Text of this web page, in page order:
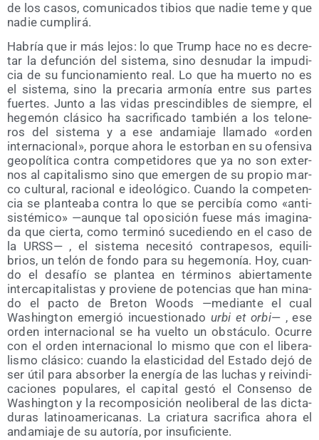
de los casos, comu­ni­ca­dos tibios que nadie teme y que
nadie cumplirá.
Habría que ir más lejos: lo que Trump hace no es decre­
tar la defun­ción del sis­te­ma, sino des­nu­dar la impu­di­
cia de su fun­cio­na­mien­to real. Lo que ha muer­to no es
el sis­te­ma, sino la pre­ca­ria armo­nía entre sus par­tes
fuer­tes. Jun­to a las vidas pres­cin­di­bles de siem­pre, el
hege­món clá­si­co ha sacri­fi­ca­do tam­bién a los telo­ne­
ros del sis­te­ma y a ese anda­mia­je lla­ma­do «orden
inter­na­cio­nal», por­que aho­ra le estor­ban en su ofen­si­va
geo­po­lí­ti­ca con­tra com­pe­ti­do­res que ya no son exter­
nos al capi­ta­lis­mo sino que emer­gen de su pro­pio mar­
co cul­tu­ral, racio­nal e ideo­ló­gi­co. Cuan­do la com­pe­ten­
cia se plan­tea­ba con­tra lo que se per­ci­bía como «anti­
sis­té­mi­co» —aun­que tal opo­si­ción fue­se más ima­gi­na­
da que cier­ta, como ter­mi­nó suce­dien­do en el caso de
la URSS— , el sis­te­ma nece­si­tó con­tra­pe­sos, equi­li­
brios, un telón de fon­do para su hege­mo­nía. Hoy, cuan­
do el desa­fío se plan­tea en tér­mi­nos abier­ta­men­te
inter­ca­pi­ta­lis­tas y pro­vie­ne de poten­cias que han mina­
do el pac­to de Bre­ton Woods —median­te el cual
Washing­ton emer­gió incues­tio­na­do urbi et orbi— , ese
orden inter­na­cio­nal se ha vuel­to un obs­tácu­lo. Ocu­rre
con el orden inter­na­cio­nal lo mis­mo que con el libe­ra­
lis­mo clá­si­co: cuan­do la elas­ti­ci­dad del Esta­do dejó de
ser útil para absor­ber la ener­gía de las luchas y rei­vin­di­
ca­cio­nes popu­la­res, el capi­tal ges­tó el Con­sen­so de
Washing­ton y la recom­po­si­ción neo­li­be­ral de las dic­ta­
du­ras lati­no­ame­ri­ca­nas. La cria­tu­ra sacri­fi­ca aho­ra el
anda­mia­je de su auto­ría, por insuficiente.